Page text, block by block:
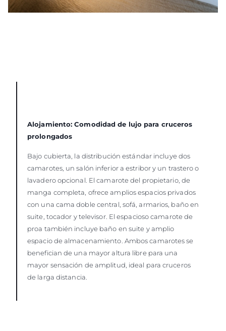
Alojamiento: Comodidad de lujo para cruceros
prolongados
Bajo cubierta, la distribución estándar incluye dos
camarotes, un salón inferior a estribor y un trastero o
lavadero opcional. El camarote del propietario, de
manga completa, ofrece amplios espacios privados
con una cama doble central, sofá, armarios, baño en
suite, tocador y televisor. El espacioso camarote de
proa también incluye baño en suite y amplio
espacio de almacenamiento. Ambos camarotes se
benefician de una mayor altura libre para una
mayor sensación de amplitud, ideal para cruceros
de larga distancia.